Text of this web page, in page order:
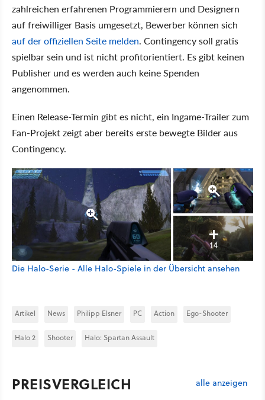
zahlreichen erfahrenen Programmierern und Designern
auf freiwilliger Basis umgesetzt, Bewerber können sich
auf der offiziellen Seite melden. Contingency soll gratis
spielbar sein und ist nicht profitorientiert. Es gibt keinen
Publisher und es werden auch keine Spenden
angenommen.
Einen Release-Termin gibt es nicht, ein Ingame-Trailer zum
Fan-Projekt zeigt aber bereits erste bewegte Bilder aus
Contingency.
14
Die Halo-Serie - Alle Halo-Spiele in der Übersicht ansehen
Artikel News Philipp Elsner PC Action Ego-Shooter
Halo 2 Shooter Halo: Spartan Assault
PREISVERGLEICH alle anzeigen